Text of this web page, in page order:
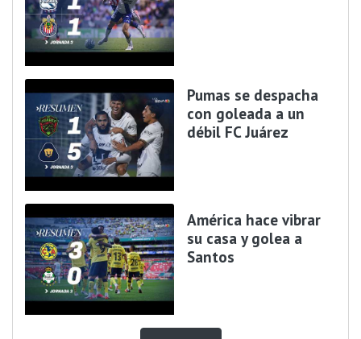
Pumas se despacha
con goleada a un
débil FC Juárez
América hace vibrar
su casa y golea a
Santos